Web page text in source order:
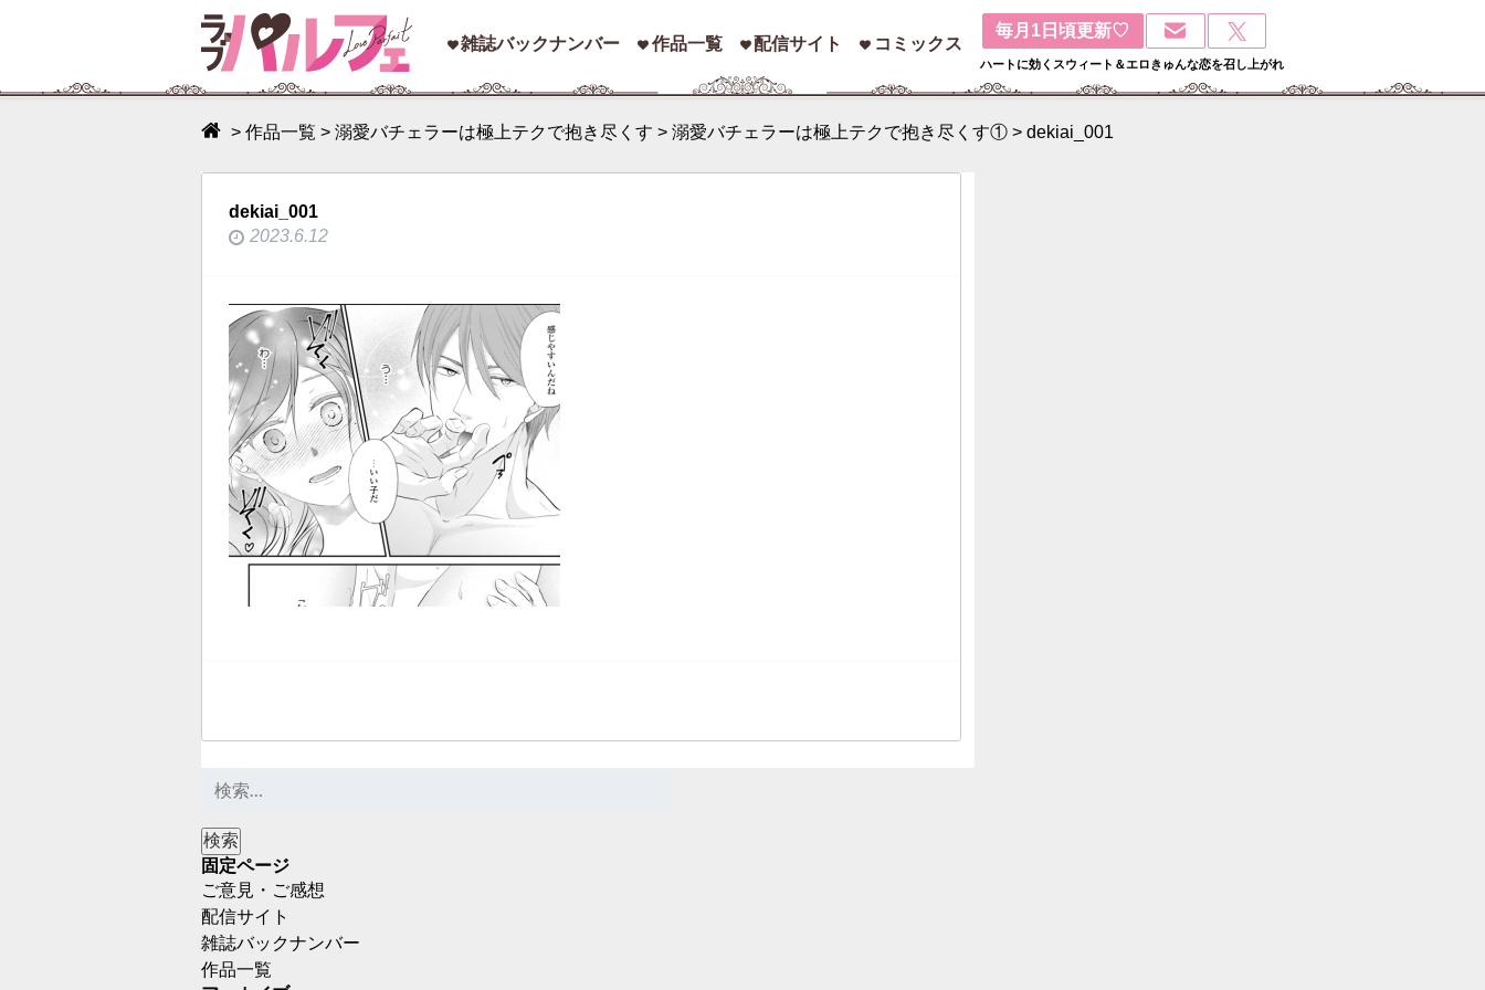
雑誌バックナンバー 作品一覧 配信サイト コミックス
毎月1日頃更新♡
ハートに効くスウィート＆エロきゅんな恋を召し上がれ
> 作品一覧 > 溺愛バチェラーは極上テクで抱き尽くす > 溺愛バチェラーは極上テクで抱き尽くす①> dekiai_001
dekiai_001
2023.6.12
固定ページ
ご意見・ご感想
配信サイト
雑誌バックナンバー
作品一覧